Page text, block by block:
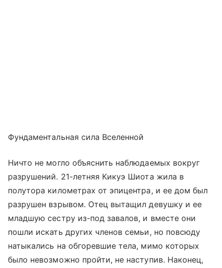
Фундаментальная сила Вселенной
Ничто не могло объяснить наблюдаемых вокруг
разрушений. 21-летняя Кикуэ Шиота жила в
полутора километрах от эпицентра, и ее дом был
разрушен взрывом. Отец вытащил девушку и ее
младшую сестру из-под завалов, и вместе они
пошли искать других членов семьи, но повсюду
натыкались на обгоревшие тела, мимо которых
было невозможно пройти, не наступив. Наконец,